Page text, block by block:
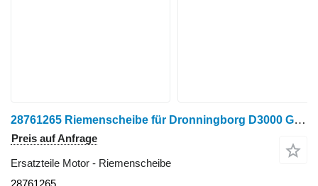
28761265 Riemenscheibe für Dronningborg D3000 Getreideernter
Preis auf Anfrage
Ersatzteile Motor - Riemenscheibe
28761265